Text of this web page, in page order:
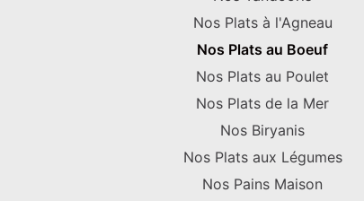
Nos Plats à l'Agneau
Nos Plats au Boeuf
Nos Plats au Poulet
Nos Plats de la Mer
Nos Biryanis
Nos Plats aux Légumes
Nos Pains Maison